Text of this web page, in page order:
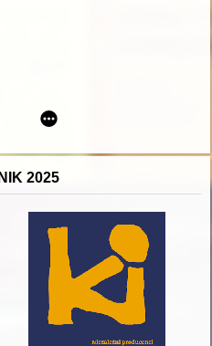
zamachy oraz uwagi o bitwie
2025